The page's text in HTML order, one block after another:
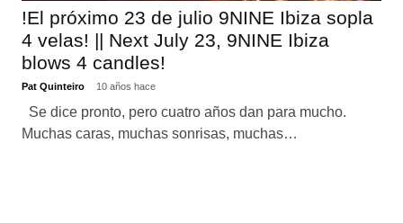
!El próximo 23 de julio 9NINE Ibiza sopla
4 velas! || Next July 23, 9NINE Ibiza
blows 4 candles!
Pat Quinteiro 10 años hace
Se dice pronto, pero cuatro años dan para mucho.
Muchas caras, muchas sonrisas, muchas…